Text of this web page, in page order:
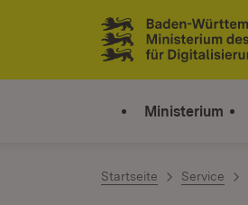
Zum Inhalt springen
Link zur Startseite
Ministerium
Startseite Service